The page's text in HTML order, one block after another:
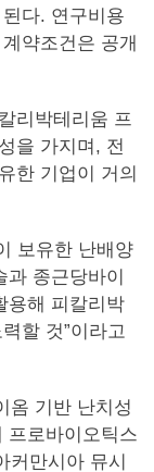
다. 연구비용
약조건은 공개
리박테리움 프
을 가지며, 전
한 기업이 거의
보유한 난배양
과 종근당바이
용해 피칼리박
할 것”이라고
옴 기반 난치성
프로바이오틱스
커만시아 뮤시